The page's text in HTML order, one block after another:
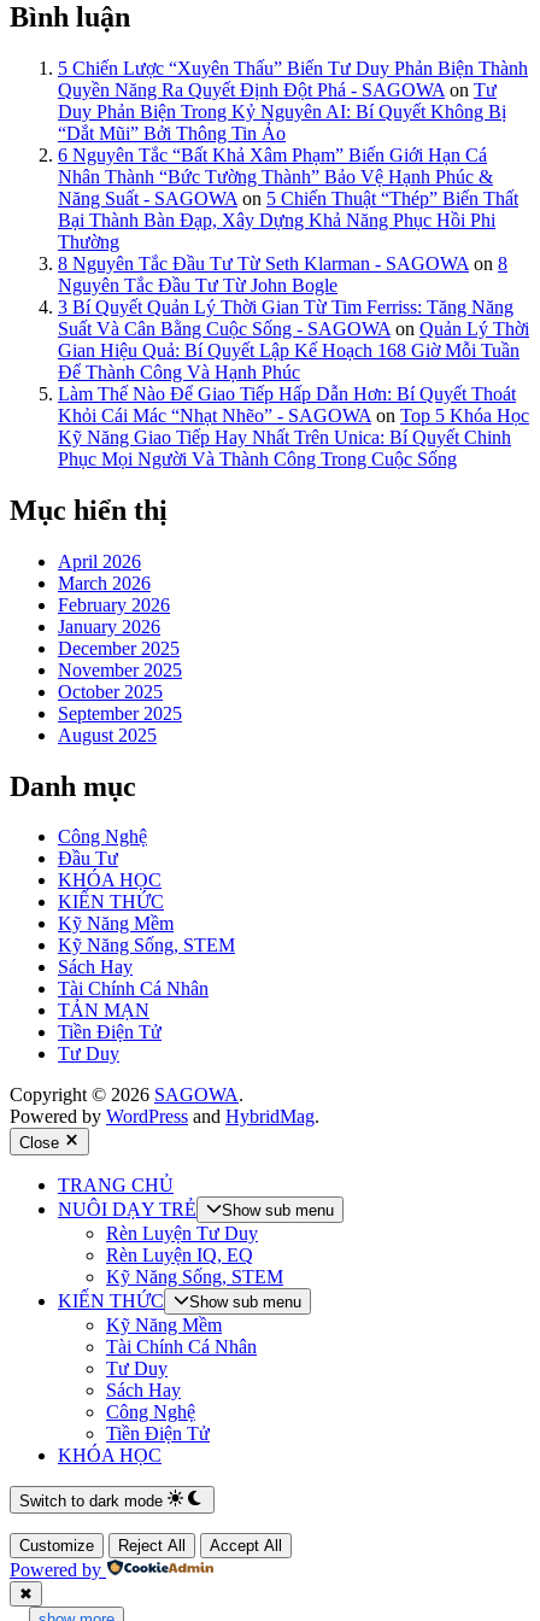
Bình luận
5 Chiến Lược “Xuyên Thấu” Biến Tư Duy Phản Biện Thành
Quyền Năng Ra Quyết Định Đột Phá - SAGOWA on Tư
Duy Phản Biện Trong Kỷ Nguyên AI: Bí Quyết Không Bị
“Dắt Mũi” Bởi Thông Tin Ảo
6 Nguyên Tắc “Bất Khả Xâm Phạm” Biến Giới Hạn Cá
Nhân Thành “Bức Tường Thành” Bảo Vệ Hạnh Phúc &
Năng Suất - SAGOWA on 5 Chiến Thuật “Thép” Biến Thất
Bại Thành Bàn Đạp, Xây Dựng Khả Năng Phục Hồi Phi
Thường
8 Nguyên Tắc Đầu Tư Từ Seth Klarman - SAGOWA on 8
Nguyên Tắc Đầu Tư Từ John Bogle
3 Bí Quyết Quản Lý Thời Gian Từ Tim Ferriss: Tăng Năng
Suất Và Cân Bằng Cuộc Sống - SAGOWA on Quản Lý Thời
Gian Hiệu Quả: Bí Quyết Lập Kế Hoạch 168 Giờ Mỗi Tuần
Để Thành Công Và Hạnh Phúc
Làm Thế Nào Để Giao Tiếp Hấp Dẫn Hơn: Bí Quyết Thoát
Khỏi Cái Mác “Nhạt Nhẽo” - SAGOWA on Top 5 Khóa Học
Kỹ Năng Giao Tiếp Hay Nhất Trên Unica: Bí Quyết Chinh
Phục Mọi Người Và Thành Công Trong Cuộc Sống
Mục hiển thị
April 2026
March 2026
February 2026
January 2026
December 2025
November 2025
October 2025
September 2025
August 2025
Danh mục
Công Nghệ
Đầu Tư
KHÓA HỌC
KIẾN THỨC
Kỹ Năng Mềm
Kỹ Năng Sống, STEM
Sách Hay
Tài Chính Cá Nhân
TẢN MẠN
Tiền Điện Tử
Tư Duy
Copyright © 2026 SAGOWA.
Powered by WordPress and HybridMag.
Close
TRANG CHỦ
NUÔI DẠY TRẺ
Show sub menu
Rèn Luyện Tư Duy
Rèn Luyện IQ, EQ
Kỹ Năng Sống, STEM
KIẾN THỨC
Show sub menu
Kỹ Năng Mềm
Tài Chính Cá Nhân
Tư Duy
Sách Hay
Công Nghệ
Tiền Điện Tử
KHÓA HỌC
Switch to dark mode
Customize Reject All Accept All
Powered by
✖